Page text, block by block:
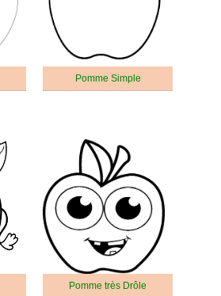
Pomme Simple
Pomme très Drôle